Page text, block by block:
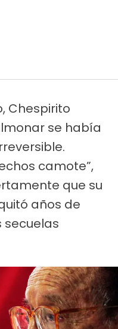
Chespirito
se había
camote”,
que su
años de
secuelas